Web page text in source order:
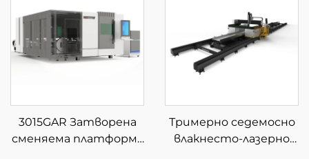
разтоварване на
материали
3015GAR Затворена
сменяема платформа
Тримерно седемосно
влакнесто-лазерно